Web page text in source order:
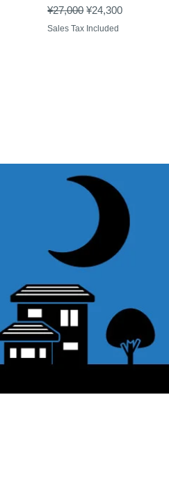
Regular Price
¥27,000 Sale Price
¥24,300
Sales Tax Included